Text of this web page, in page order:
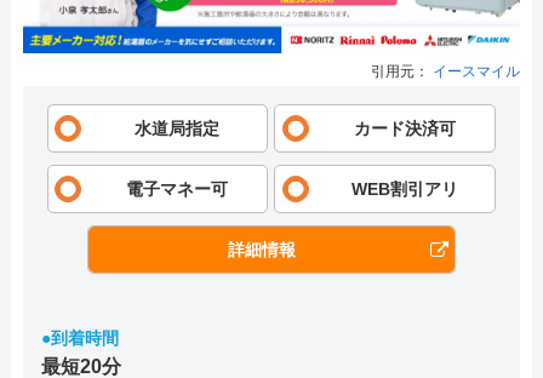
引用元： イースマイル
水道局指定 カード決済可
電子マネー可 WEB割引アリ
詳細情報
●到着時間
最短20分